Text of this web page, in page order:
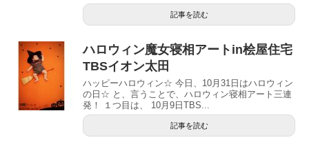
記事を読む
ハロウィン魔女寝相アートin桧屋住宅
TBSイオン太田
ハッピーハロウィン☆ 今日、10月31日はハロウィン
の日☆ と、言うことで、ハロウィン寝相アート三連
発！ １つ目は、 10月9日TBS...
記事を読む